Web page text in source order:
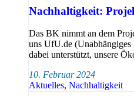
Nachhaltigkeit:
Das BK nimmt an dem
uns UfU.de
dabei unterstützt, unsere
10. Februar 2024
Aktuelles, Nachhaltigkeit